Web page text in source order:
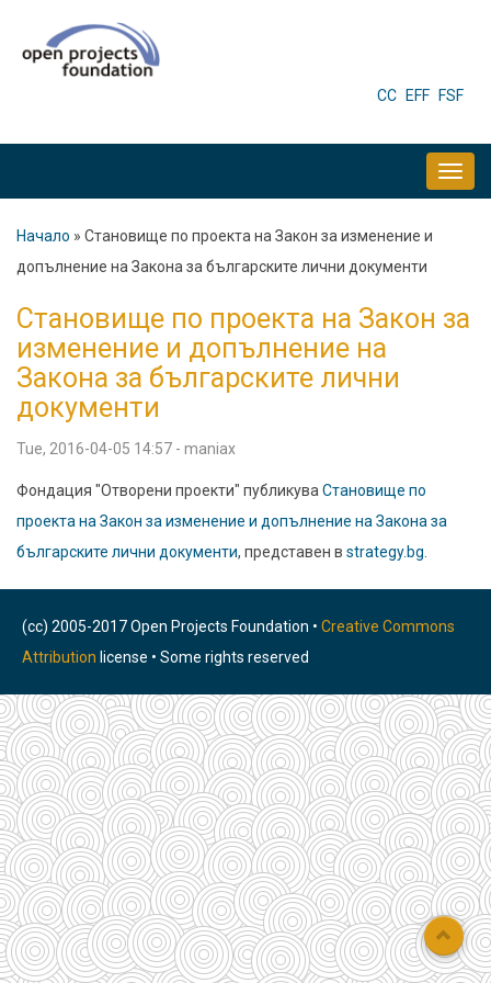
HEADER
CC EFF FSF
Breadcrumb
Начало
Становище по проекта на Закон за изменение и
допълнение на Закона за българските лични документи
Становище по проекта на Закон за
изменение и допълнение на
Закона за българските лични
документи
Tue, 2016-04-05 14:57 - maniax
Фондация "Отворени проекти" публикува Становище по
проекта на Закон за изменение и допълнение на Закона за
българските лични документи, представен в strategy.bg
(cc) 2005-2017 Open Projects Foundation • Creative Commons
Attribution license • Some rights reserved